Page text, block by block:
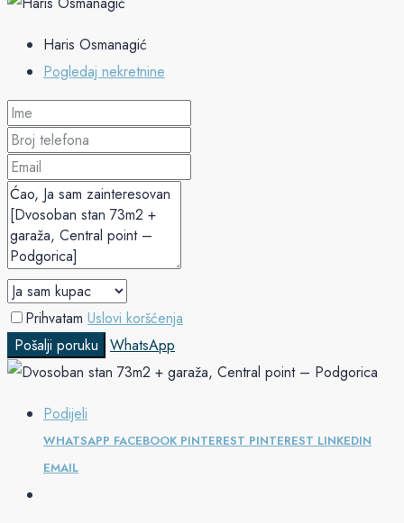
Haris Osmanagić
Pogledaj nekretnine
Prihvatam Uslovi koršćenja
Pošalji poruku
WhatsApp
Podijeli
WHATSAPP FACEBOOK PINTEREST PINTEREST LINKEDIN
EMAIL